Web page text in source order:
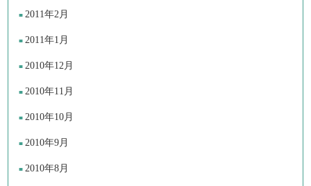
2011年2月
2011年1月
2010年12月
2010年11月
2010年10月
2010年9月
2010年8月